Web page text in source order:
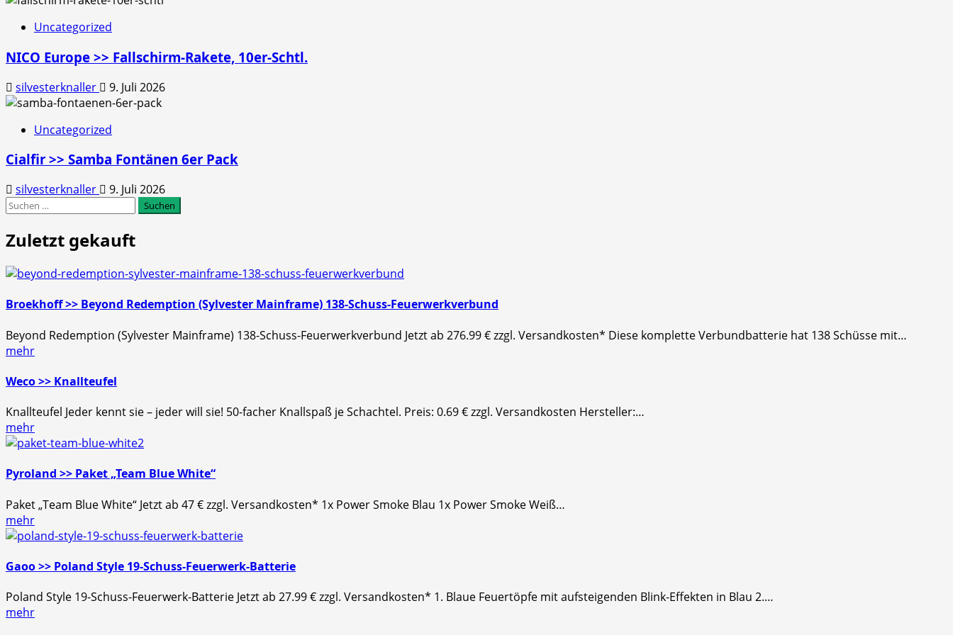
Uncategorized
NICO Europe >> Fallschirm-Rakete, 10er-Schtl.
silvesterknaller 9. Juli 2026
Uncategorized
Cialfir >> Samba Fontänen 6er Pack
silvesterknaller
9. Juli 2026
Suchen
Zuletzt gekauft
Broekhoff >> Beyond Redemption (Sylvester Mainframe) 138-Schuss-Feuerwerkverbund
Beyond Redemption (Sylvester Mainframe) 138-Schuss-Feuerwerkverbund Jetzt ab 276.99 € zzgl. Versandkosten* Diese komplette Verbundbatterie hat 138 Schüsse mit…
mehr
Weco >> Knallteufel
Knallteufel Jeder kennt sie – jeder will sie! 50-facher Knallspaß je Schachtel. Preis: 0.69 € zzgl. Versandkosten Hersteller:…
mehr
Pyroland >> Paket „Team Blue White“
Paket „Team Blue White“ Jetzt ab 47 € zzgl. Versandkosten* 1x Power Smoke Blau 1x Power Smoke Weiß…
mehr
Gaoo >> Poland Style 19-Schuss-Feuerwerk-Batterie
Poland Style 19-Schuss-Feuerwerk-Batterie Jetzt ab 27.99 € zzgl. Versandkosten* 1. Blaue Feuertöpfe mit aufsteigenden Blink-Effekten in Blau 2.…
mehr